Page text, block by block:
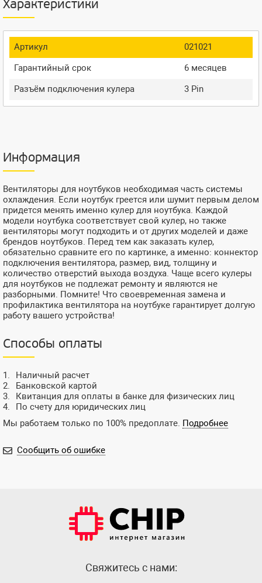
Характеристики
Артикул
021021
Гарантийный срок
6 месяцев
Разъём подключения кулера
3 Pin
Информация
Вентиляторы для ноутбуков необходимая часть системы
охлаждения. Если ноутбук греется или шумит первым делом
придется менять именно кулер для ноутбука. Каждой
модели ноутбука соответствует свой кулер, но также
вентиляторы могут подходить и от других моделей и даже
брендов ноутбуков. Перед тем как заказать кулер,
обязательно сравните его по картинке, а именно: коннектор
подключения вентилятора, размер, вид, толщину и
количество отверстий выхода воздуха. Чаще всего кулеры
для ноутбуков не подлежат ремонту и являются не
разборными. Помните! Что своевременная замена и
профилактика вентилятора на ноутбуке гарантирует долгую
работу вашего устройства!
Способы оплаты
Наличный расчет
Банковской картой
Квитанция для оплаты в банке для физических лиц
По счету для юридических лиц
Мы работаем только по 100% предоплате. Подробнее
Сообщить об ошибке
Cвяжитесь с нами: